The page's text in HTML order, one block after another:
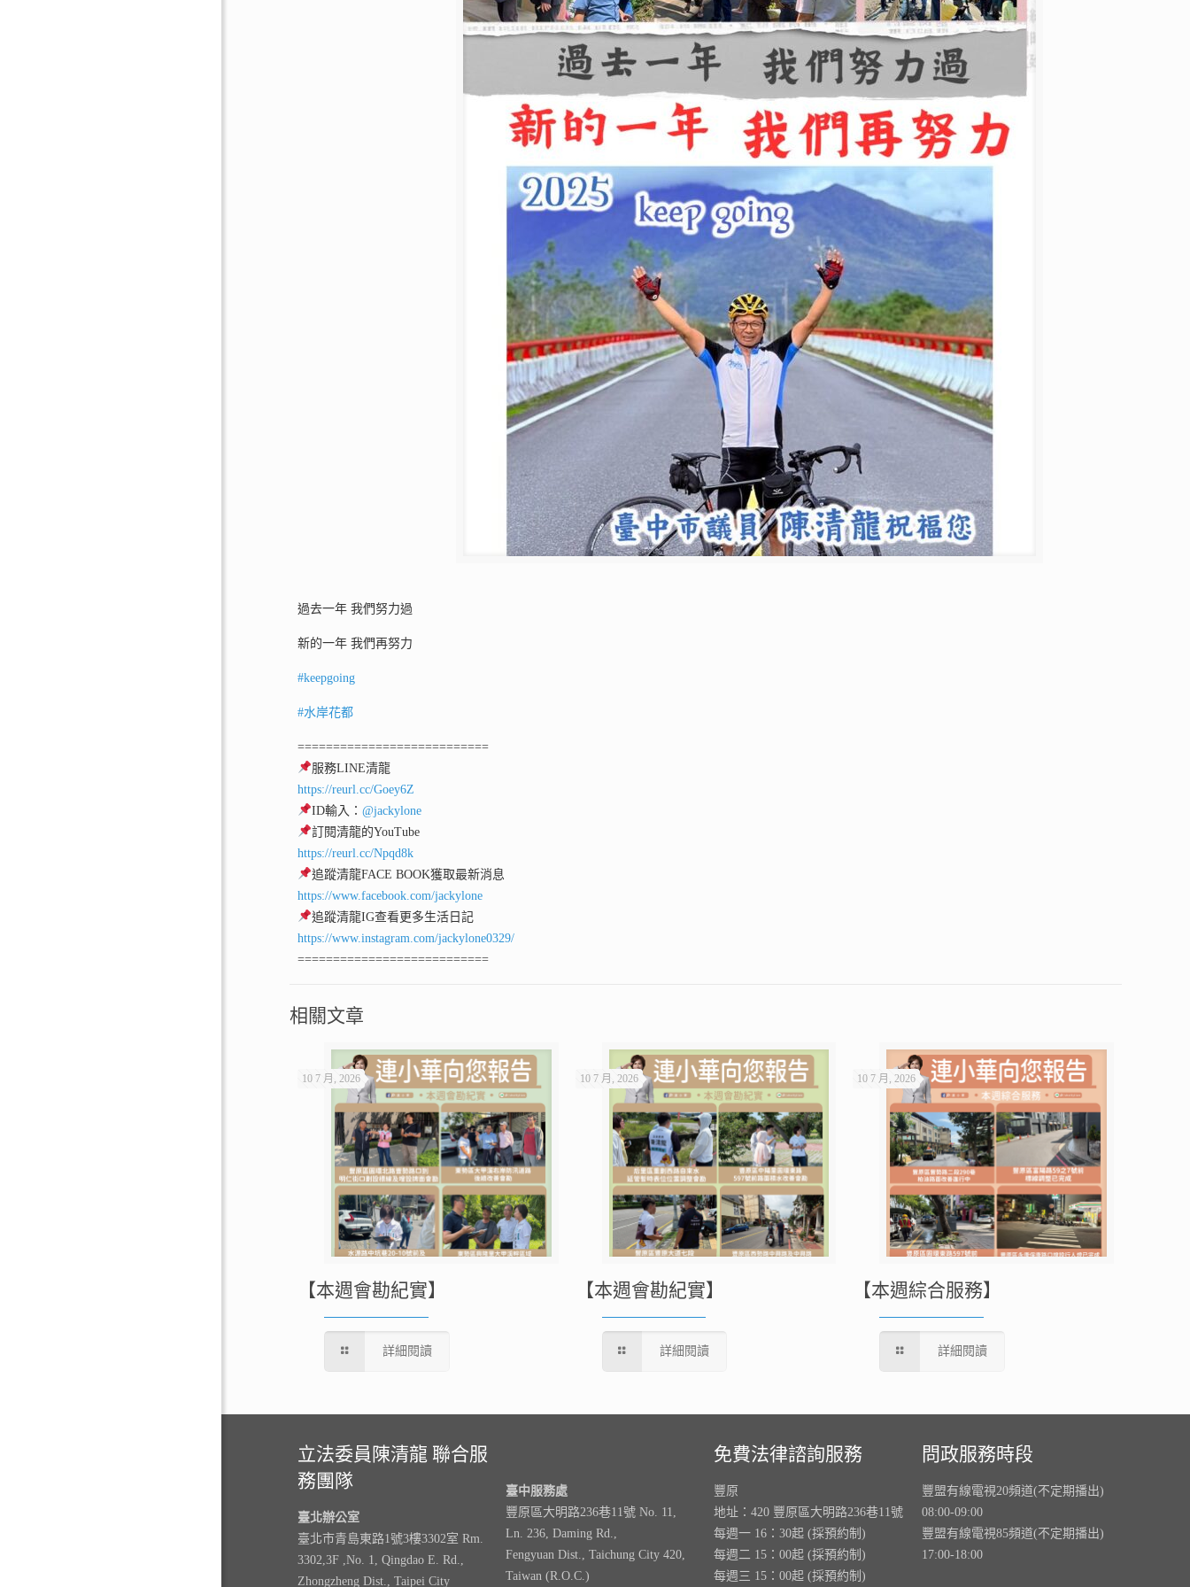
過去一年 我們努力過
新的一年 我們再努力
#keepgoing
#水岸花都
===========================
服務LINE清龍
https://reurl.cc/Goey6Z
ID輸入：@jackylone
訂閱清龍的YouTube
https://reurl.cc/Npqd8k
追蹤清龍FACE BOOK獲取最新消息
https://www.facebook.com/jackylone
追蹤清龍IG查看更多生活日記
https://www.instagram.com/jackylone0329/
===========================
相關文章
10 7 月, 2026
【本週會勘紀實】
詳細閱讀
10 7 月, 2026
【本週會勘紀實】
詳細閱讀
10 7 月, 2026
【本週綜合服務】
詳細閱讀
立法委員陳清龍 聯合服
務團隊
臺北辦公室
臺北市青島東路1號3樓3302室 Rm.
3302,3F ,No. 1, Qingdao E. Rd.,
Zhongzheng Dist., Taipei City
臺中服務處
豐原區大明路236巷11號 No. 11,
Ln. 236, Daming Rd.,
Fengyuan Dist., Taichung City 420,
Taiwan (R.O.C.)
免費法律諮詢服務
豐原
地址：420 豐原區大明路236巷11號
每週一 16：30起 (採預約制)
每週二 15：00起 (採預約制)
每週三 15：00起 (採預約制)
問政服務時段
豐盟有線電視20頻道(不定期播出)
08:00-09:00
豐盟有線電視85頻道(不定期播出)
17:00-18:00